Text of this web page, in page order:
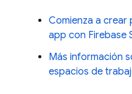
Comienza a
app con Firebase
Más información
espacios de